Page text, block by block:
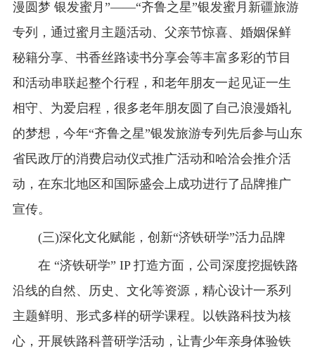
漫圆梦 银发蜜月”——“齐鲁之星”银发蜜月新疆旅游
专列，通过蜜月主题活动、父亲节惊喜、婚姻保鲜
秘籍分享、书香丝路读书分享会等丰富多彩的节目
和活动串联起整个行程，和老年朋友一起见证一生
相守、为爱启程，很多老年朋友圆了自己浪漫婚礼
的梦想，今年“齐鲁之星”银发旅游专列先后参与山东
省民政厅的消费启动仪式推广活动和哈洽会推介活
动，在东北地区和国际盛会上成功进行了品牌推广
宣传。
(三)深化文化赋能，创新“济铁研学”活力品牌
在 “济铁研学” IP 打造方面，公司深度挖掘铁路
沿线的自然、历史、文化等资源，精心设计一系列
主题鲜明、形式多样的研学课程。以铁路科技为核
心，开展铁路科普研学活动，让青少年亲身体验铁